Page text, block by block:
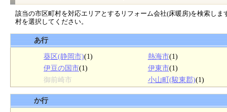
該当の市区町村を対応エリアとするリフォーム会社(床暖房)を検索し
村を選択してください。
あ行
葵区(静岡市)(1) 熱海市(1)
伊豆の国市(1) 伊東市(1)
御前崎市
小山町(駿東郡)(1)
か行